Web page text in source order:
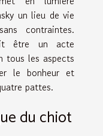
un lieu de vie
contraintes.
être un acte
tous les aspects
le bonheur et
pattes.
du chiot